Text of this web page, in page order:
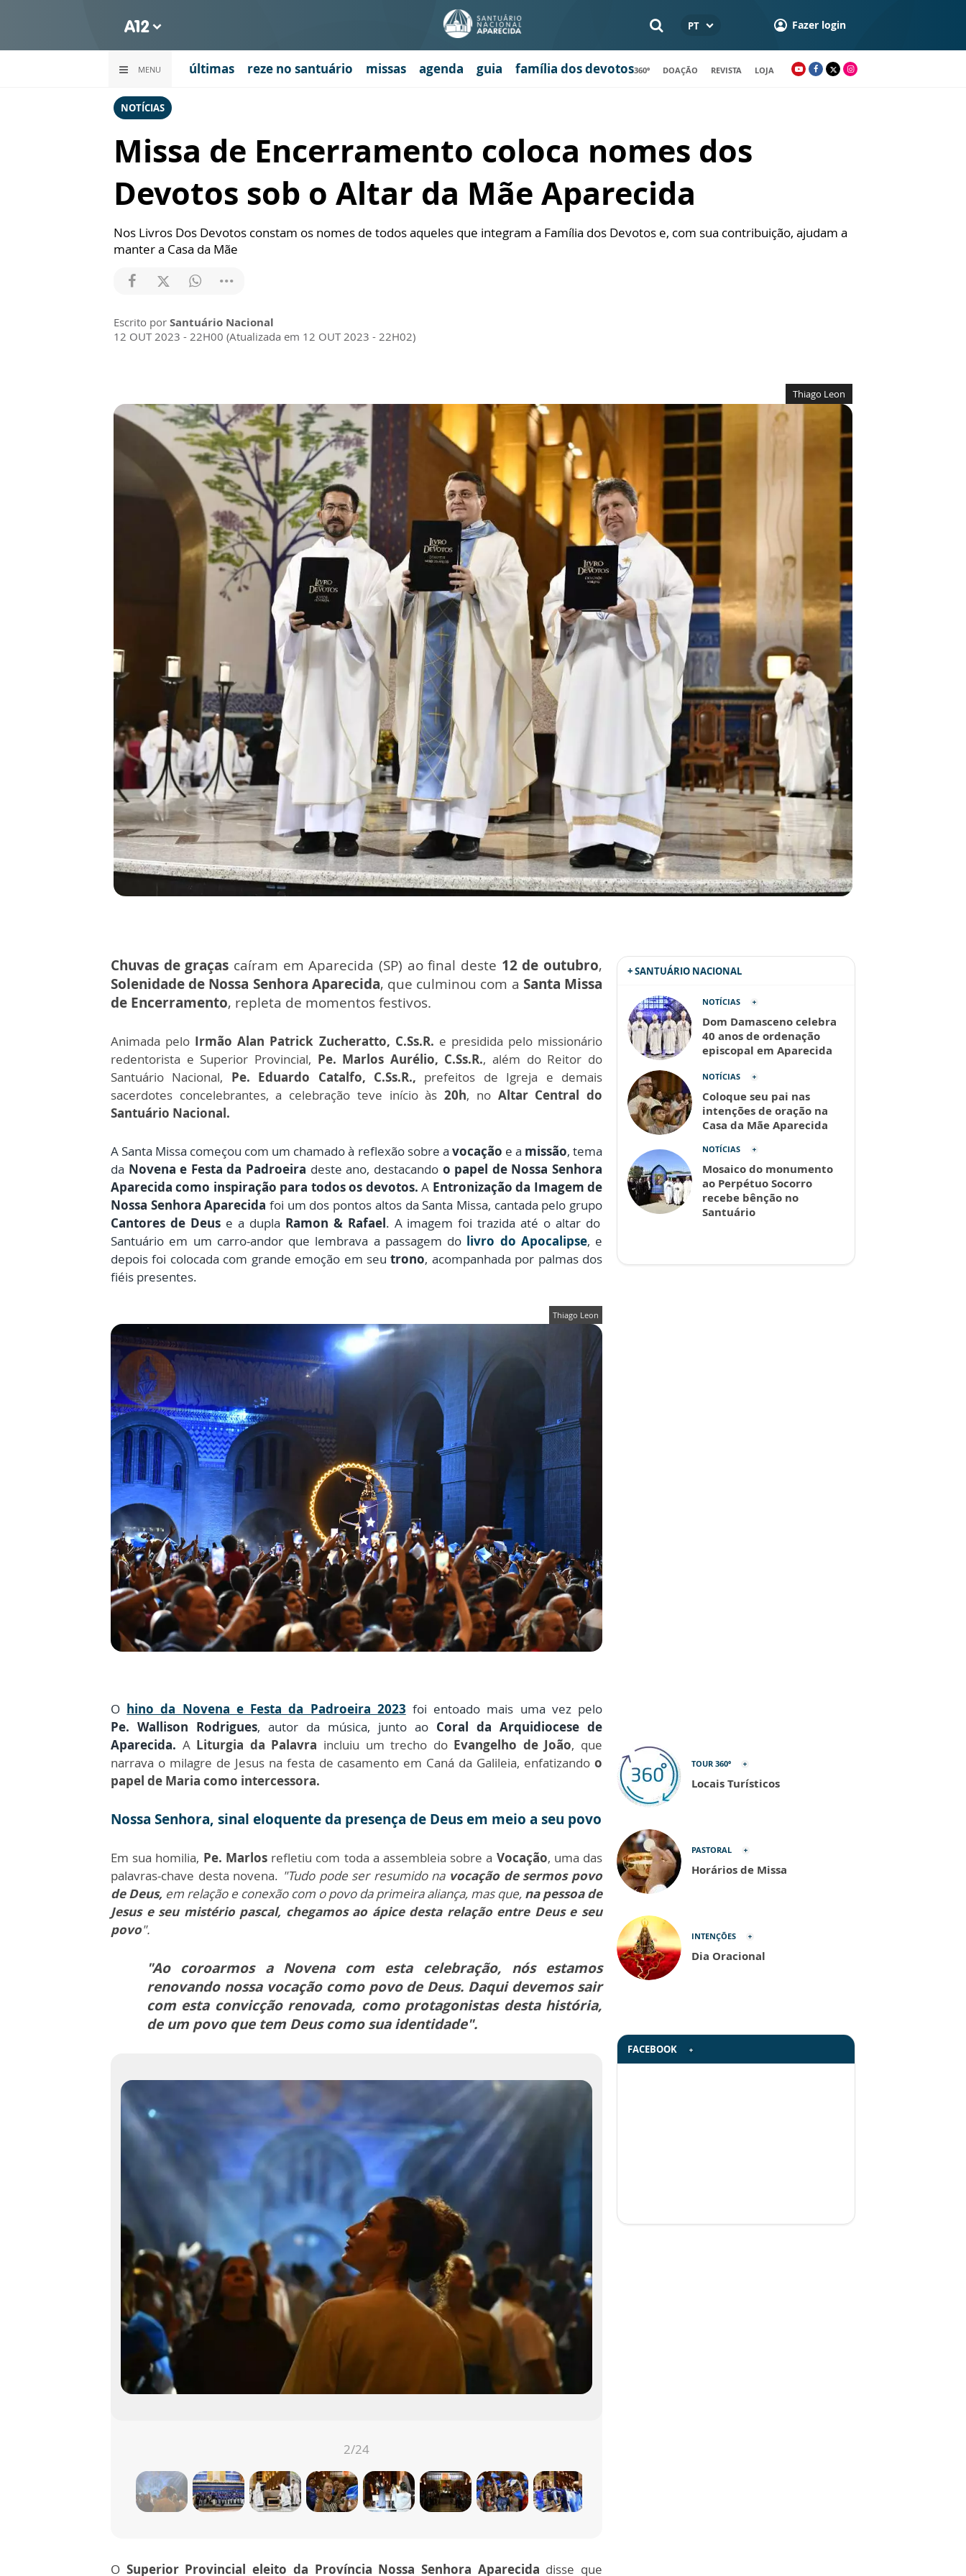
PT Fazer login
MENU últimas reze no santuário missas agenda guia família dos devotos360º DOAÇÃO REVISTA LOJA
NOTÍCIAS
Missa de Encerramento coloca nomes dos
Devotos sob o Altar da Mãe Aparecida
Nos Livros Dos Devotos constam os nomes de todos aqueles que integram a Família dos Devotos e, com sua contribuição, ajudam a
manter a Casa da Mãe
Escrito por Santuário Nacional
12 OUT 2023 - 22H00 (Atualizada em 12 OUT 2023 - 22H02)
Thiago Leon
Chuvas de graças caíram em Aparecida (SP) ao final deste 12 de outubro,
Solenidade de Nossa Senhora Aparecida, que culminou com a Santa Missa
de Encerramento, repleta de momentos festivos.
Animada pelo Irmão Alan Patrick Zucheratto, C.Ss.R. e presidida pelo missionário
redentorista e Superior Provincial, Pe. Marlos Aurélio, C.Ss.R., além do Reitor do
Santuário Nacional, Pe. Eduardo Catalfo, C.Ss.R., prefeitos de Igreja e demais
sacerdotes concelebrantes, a celebração teve início às20h, no Altar Central do
Santuário Nacional.
A Santa Missa começou com um chamado à reflexão sobre a vocação e a missão, tema
da Novena e Festa da Padroeira deste ano, destacandoo papel de Nossa Senhora
Aparecida como inspiração para todos os devotos.A Entronização da Imagem de
Nossa Senhora Aparecida foi um dos pontos altos da Santa Missa, cantada pelo grupo
Cantores de Deuse a dupla Ramon & Rafael. A imagem foi trazida até o altar do
Santuário em um carro-andor que lembrava a passagem do livro do Apocalipse, e
depois foi colocada com grande emoção em seutrono, acompanhada por palmas dos
fiéis presentes.
Thiago Leon
O hino da Novena e Festa da Padroeira 2023 foi entoado mais uma vez pelo
Pe. Wallison Rodrigues, autor da música, junto ao Coral da Arquidiocese de
Aparecida. A Liturgia da Palavra incluiu um trecho do Evangelho de João, que
narrava o milagre de Jesus na festa de casamento em Caná da Galileia, enfatizando o
papel de Maria como intercessora.
Nossa Senhora, sinal eloquente da presença de Deus em meio a seu povo
Em sua homilia, Pe. Marlos refletiu com toda a assembleia sobre a Vocação, uma das
palavras-chave desta novena. "Tudo pode ser resumido na vocação de sermos povo
de Deus, em relação e conexão com o povo da primeira aliança, mas que, na pessoa de
Jesus e seu mistério pascal, chegamos ao ápicedesta relação entre Deus e seu
povo".
"Ao coroarmos a Novena com esta celebração, nós estamos
renovando nossa vocação como povo de Deus. Daqui devemos sair
com esta convicção renovada, como protagonistas desta história,
de um povo que tem Deus como sua identidade".
3/24
O Superior Provincial eleito da Província Nossa Senhora Aparecida disse que
+ SANTUÁRIO NACIONAL
NOTÍCIAS
Dom Damasceno celebra
40 anos de ordenação
episcopal em Aparecida
NOTÍCIAS
Coloque seu pai nas
intenções de oração na
Casa da Mãe Aparecida
NOTÍCIAS
Mosaico do monumento
ao Perpétuo Socorro
recebe bênção no
Santuário
TOUR 360º
Locais Turísticos
PASTORAL
Horários de Missa
INTENÇÕES
Dia Oracional
FACEBOOK